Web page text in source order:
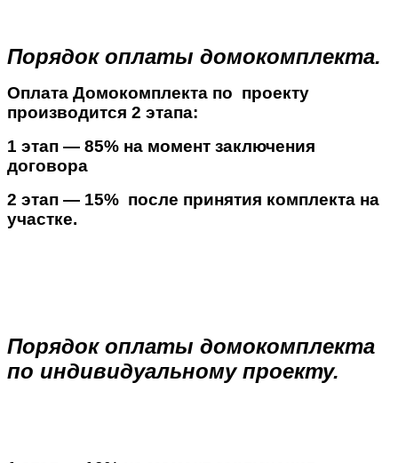
Порядок оплаты домокомплекта.
Оплата Домокомплекта по проекту
производится 2 этапа:
1 этап — 85% на момент заключения
договора
2 этап — 15% после принятия комплекта на
участке.
Порядок оплаты домокомплекта
по индивидуальному проекту.